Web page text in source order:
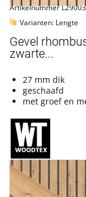
Artikelnummer
Varianten: Lengte
Gevel
zwarte...
27 mm dik
geschaafd
met groef en